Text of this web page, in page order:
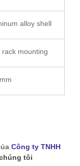
alloy shell
mounting
Công ty TNHH
tôi